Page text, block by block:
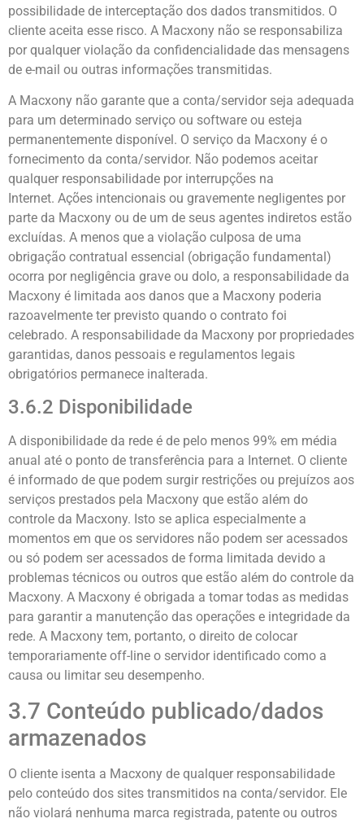
possibilidade de interceptação dos dados transmitidos. O
cliente aceita esse risco. A Macxony não se responsabiliza
por qualquer violação da confidencialidade das mensagens
de e-mail ou outras informações transmitidas.
A Macxony não garante que a conta/servidor seja adequada
para um determinado serviço ou software ou esteja
permanentemente disponível. O serviço da Macxony é o
fornecimento da conta/servidor. Não podemos aceitar
qualquer responsabilidade por interrupções na
Internet. Ações intencionais ou gravemente negligentes por
parte da Macxony ou de um de seus agentes indiretos estão
excluídas. A menos que a violação culposa de uma
obrigação contratual essencial (obrigação fundamental)
ocorra por negligência grave ou dolo, a responsabilidade da
Macxony é limitada aos danos que a Macxony poderia
razoavelmente ter previsto quando o contrato foi
celebrado. A responsabilidade da Macxony por propriedades
garantidas, danos pessoais e regulamentos legais
obrigatórios permanece inalterada.
3.6.2 Disponibilidade
A disponibilidade da rede é de pelo menos 99% em média
anual até o ponto de transferência para a Internet. O cliente
é informado de que podem surgir restrições ou prejuízos aos
serviços prestados pela Macxony que estão além do
controle da Macxony. Isto se aplica especialmente a
momentos em que os servidores não podem ser acessados ​​
ou só podem ser acessados ​​de forma limitada devido a
problemas técnicos ou outros que estão além do controle da
Macxony. A Macxony é obrigada a tomar todas as medidas
para garantir a manutenção das operações e integridade da
rede. A Macxony tem, portanto, o direito de colocar
temporariamente off-line o servidor identificado como a
causa ou limitar seu desempenho.
3.7 Conteúdo publicado/dados
armazenados
O cliente isenta a Macxony de qualquer responsabilidade
pelo conteúdo dos sites transmitidos na conta/servidor. Ele
não violará nenhuma marca registrada, patente ou outros